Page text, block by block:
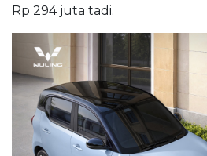
Rp 294 juta tadi.